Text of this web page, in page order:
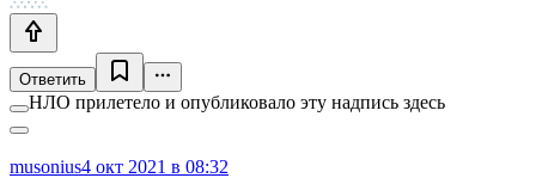
Ответить
НЛО прилетело и опубликовало эту надпись здесь
musonius4 окт 2021 в 08:32